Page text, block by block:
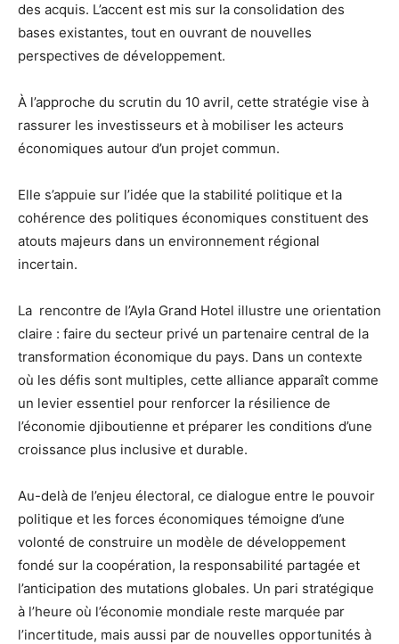
des acquis. L’accent est mis sur la consolidation des
bases existantes, tout en ouvrant de nouvelles
perspectives de développement.
À l’approche du scrutin du 10 avril, cette stratégie vise à
rassurer les investisseurs et à mobiliser les acteurs
économiques autour d’un projet commun.
Elle s’appuie sur l’idée que la stabilité politique et la
cohérence des politiques économiques constituent des
atouts majeurs dans un environnement régional
incertain.
La rencontre de l’Ayla Grand Hotel illustre une orientation
claire : faire du secteur privé un partenaire central de la
transformation économique du pays. Dans un contexte
où les défis sont multiples, cette alliance apparaît comme
un levier essentiel pour renforcer la résilience de
l’économie djiboutienne et préparer les conditions d’une
croissance plus inclusive et durable.
Au-delà de l’enjeu électoral, ce dialogue entre le pouvoir
politique et les forces économiques témoigne d’une
volonté de construire un modèle de développement
fondé sur la coopération, la responsabilité partagée et
l’anticipation des mutations globales. Un pari stratégique
à l’heure où l’économie mondiale reste marquée par
l’incertitude, mais aussi par de nouvelles opportunités à